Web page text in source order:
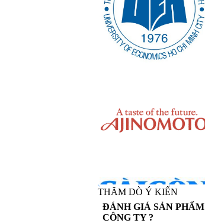
THĂM DÒ Ý KIẾN
ĐÁNH GIÁ SẢN PHẨM
CÔNG TY ?